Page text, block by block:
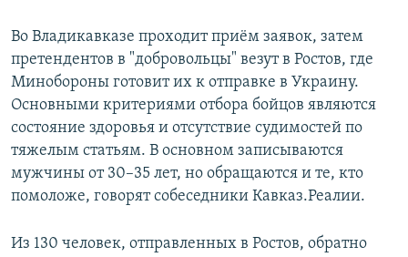
Во Владикавказе проходит приём заявок, затем
претендентов в "добровольцы" везут в Ростов, где
Минобороны готовит их к отправке в Украину.
Основными критериями отбора бойцов являются
состояние здоровья и отсутствие судимостей по
тяжелым статьям. В основном записываются
мужчины от 30–35 лет, но обращаются и те, кто
помоложе, говорят собеседники Кавказ.Реалии.
Из 130 человек, отправленных в Ростов, обратно